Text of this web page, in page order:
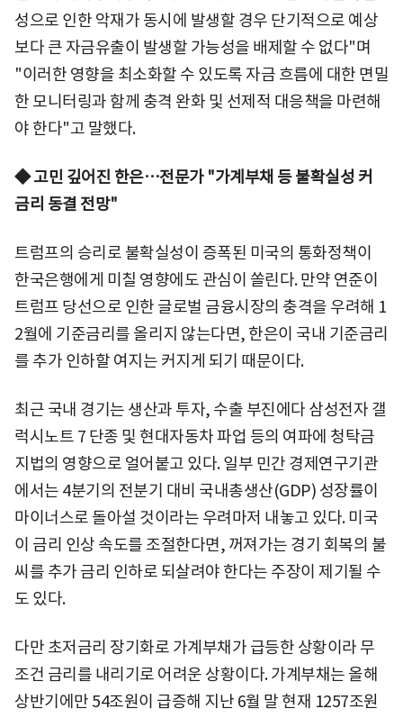
성으로 인한 악재가 동시에 발생할 경우 단기적으로 예상
보다 큰 자금유출이 발생할 가능성을 배제할 수 없다"며
"이러한 영향을 최소화할 수 있도록 자금 흐름에 대한 면밀
한 모니터링과 함께 충격 완화 및 선제적 대응책을 마련해
야 한다"고 말했다.
◆ 고민 깊어진 한은…전문가 "가계부채 등 불확실성 커
금리 동결 전망"
트럼프의 승리로 불확실성이 증폭된 미국의 통화정책이
한국은행에게 미칠 영향에도 관심이 쏠린다. 만약 연준이
트럼프 당선으로 인한 글로벌 금융시장의 충격을 우려해 1
2월에 기준금리를 올리지 않는다면, 한은이 국내 기준금리
를 추가 인하할 여지는 커지게 되기 때문이다.
최근 국내 경기는 생산과 투자, 수출 부진에다 삼성전자 갤
럭시노트 7 단종 및 현대자동차 파업 등의 여파에 청탁금
지법의 영향으로 얼어붙고 있다. 일부 민간 경제연구기관
에서는 4분기의 전분기 대비 국내총생산(GDP) 성장률이
마이너스로 돌아설 것이라는 우려마저 내놓고 있다. 미국
이 금리 인상 속도를 조절한다면, 꺼져가는 경기 회복의 불
씨를 추가 금리 인하로 되살려야 한다는 주장이 제기될 수
도 있다.
다만 초저금리 장기화로 가계부채가 급등한 상황이라 무
조건 금리를 내리기로 어려운 상황이다. 가계부채는 올해
상반기에만 54조원이 급증해 지난 6월 말 현재 1257조원